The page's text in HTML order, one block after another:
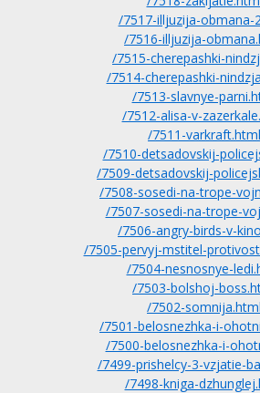
/7517-illjuzija-obmana-
/7516-illjuzija-
/7515-cherepashki-
/7514-cherepashki-
/7513-slavnye-
/7512-alisa-v-
/7511-varkraft.html
/7510-detsadovskij-
/7509-detsadovskij-
/7508-sosedi-na-trope-
/7507-sosedi-na-trope-
/7506-angry-birds-v-
/7505-pervyj-mstitel-
/7504-nesnosnye-
/7503-bolshoj-
/7502-somnija.html
/7501-belosnezhka-i-
/7500-belosnezhka-i-
/7499-prishelcy-3-vzjatie-
/7498-kniga-